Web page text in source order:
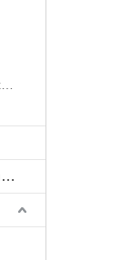
Máquina de fresadora pequena CNC